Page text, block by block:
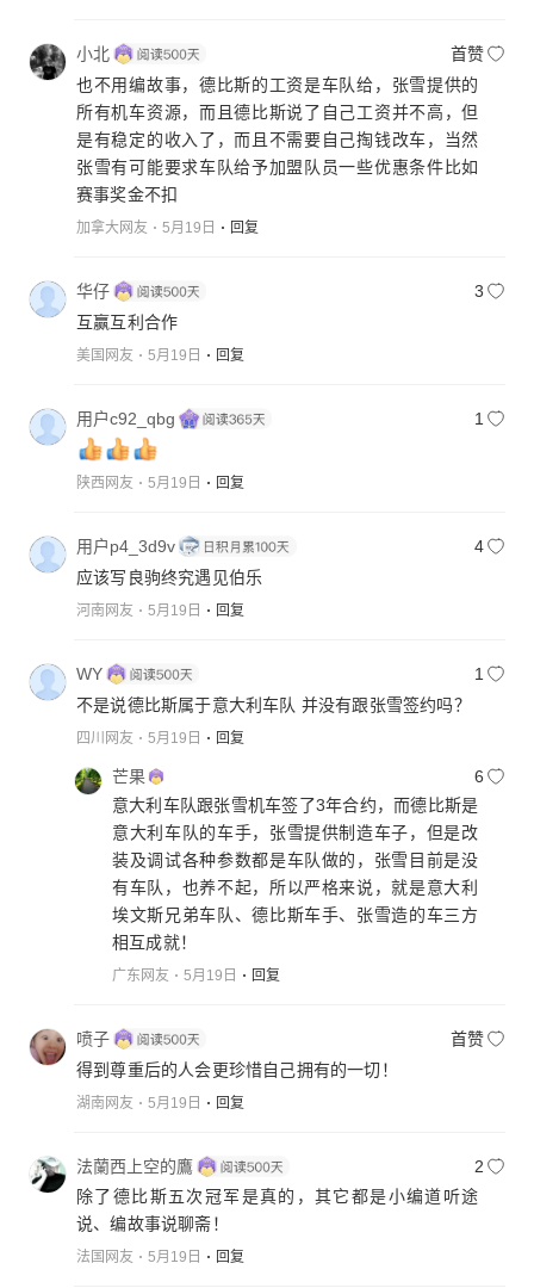
小北
首赞
也不用编故事，德比斯的工资是车队给，张雪提供的
所有机车资源，而且德比斯说了自己工资并不高，但
是有稳定的收入了，而且不需要自己掏钱改车，当然
张雪有可能要求车队给予加盟队员一些优惠条件比如
赛事奖金不扣
加拿大网友 5月19日 回复
华仔
3
互赢互利合作
美国网友 5月19日 回复
用户c92_qbg 1
陕西网友 5月19日 回复
用户p4_3d9v
4
应该写良驹终究遇见伯乐
河南网友 5月19日 回复
WY
1
不是说德比斯属于意大利车队 并没有跟张雪签约吗？
四川网友 5月19日 回复
芒果
6
意大利车队跟张雪机车签了3年合约，而德比斯是
意大利车队的车手，张雪提供制造车子，但是改
装及调试各种参数都是车队做的，张雪目前是没
有车队，也养不起，所以严格来说，就是意大利
埃文斯兄弟车队、德比斯车手、张雪造的车三方
相互成就！
广东网友 5月19日 回复
喷子
首赞
得到尊重后的人会更珍惜自己拥有的一切！
湖南网友 5月19日 回复
法蘭西上空的鷹
2
除了德比斯五次冠军是真的，其它都是小编道听途
说、编故事说聊斋！
法国网友 5月19日 回复